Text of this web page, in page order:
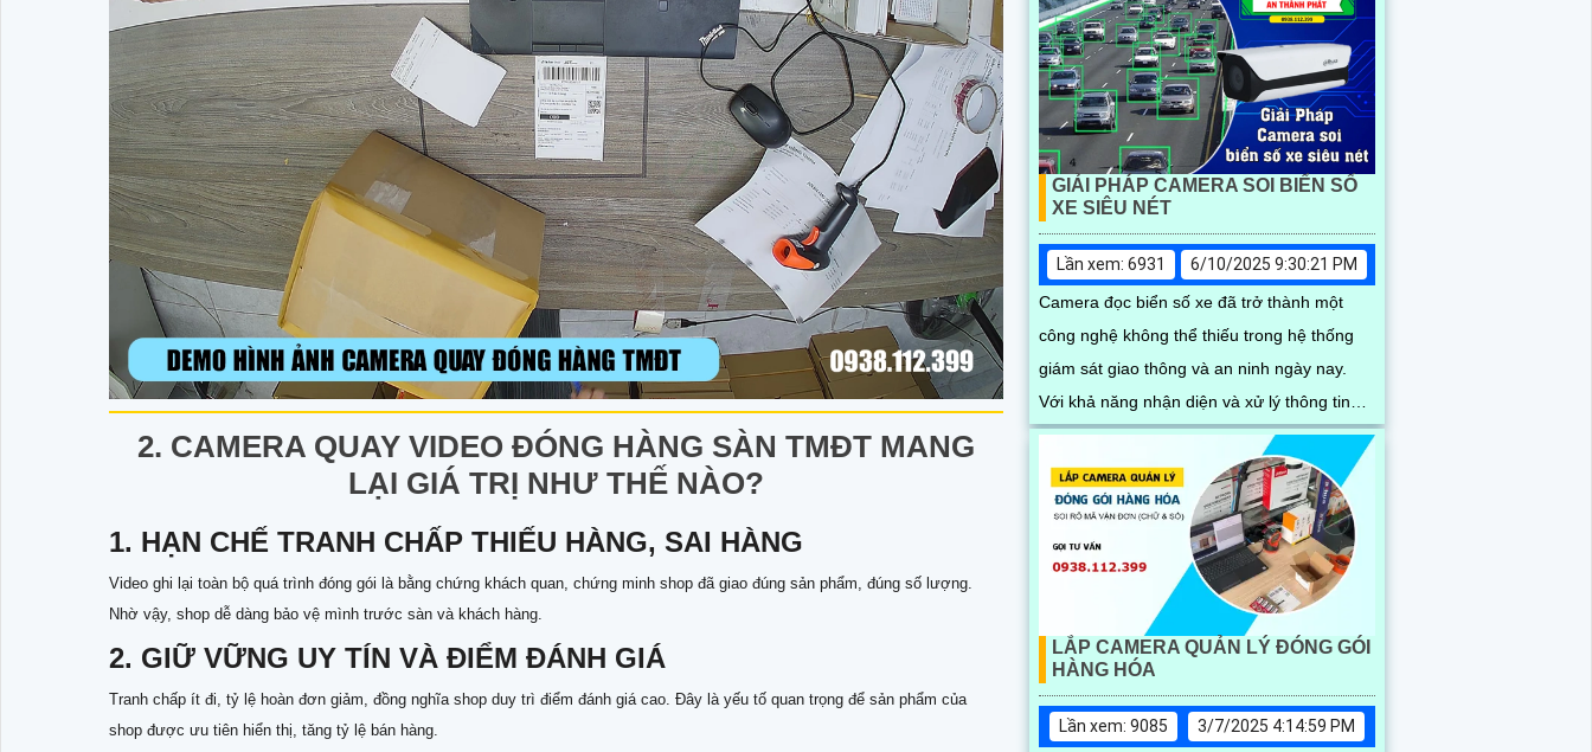
2. CAMERA QUAY VIDEO ĐÓNG HÀNG SÀN TMĐT MANG
LẠI GIÁ TRỊ NHƯ THẾ NÀO?
1. HẠN CHẾ TRANH CHẤP THIẾU HÀNG, SAI HÀNG
Video ghi lại toàn bộ quá trình đóng gói là bằng chứng khách quan, chứng minh shop đã giao đúng sản phẩm, đúng số lượng.
Nhờ vậy, shop dễ dàng bảo vệ mình trước sàn và khách hàng.
2. GIỮ VỮNG UY TÍN VÀ ĐIỂM ĐÁNH GIÁ
Tranh chấp ít đi, tỷ lệ hoàn đơn giảm, đồng nghĩa shop duy trì điểm đánh giá cao. Đây là yếu tố quan trọng để sản phẩm của
shop được ưu tiên hiển thị, tăng tỷ lệ bán hàng.
GIẢI PHÁP CAMERA SOI BIỂN SỐ
XE SIÊU NÉT
Lần xem: 6931
6/10/2025 9:30:21 PM
Camera đọc biển số xe đã trở thành một
công nghệ không thể thiếu trong hệ thống
giám sát giao thông và an ninh ngày nay.
Với khả năng nhận diện và xử lý thông tin
biển số một cách tự động, những camera
này mang lại nhiều lợi ích đáng kể, từ việc
quản lý phương tiện đến việc nâng cao hiệu
LẮP CAMERA QUẢN LÝ ĐÓNG GÓI
HÀNG HÓA
Lần xem: 9085 3/7/2025 4:14:59 PM